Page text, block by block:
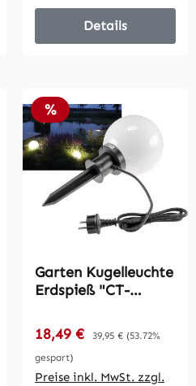
Details
Rabatt
%
Garten Kugelleuchte
Erdspieß "CT-
230V, 1,5m Kabel,
E27 Fassung
Verkaufspreis:
18,49 € Regulärer Preis:
39,95 € (53.72%
gespart)
Preise inkl. MwSt. zzgl.